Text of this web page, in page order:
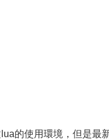
的使用環境，但是最